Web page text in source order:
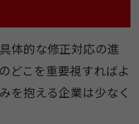
体的な修正対応の進
どこを重要視すればよ
を抱える企業は少なく